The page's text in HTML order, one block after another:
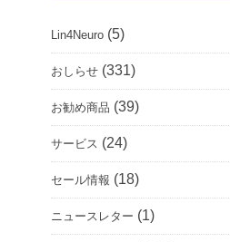
Lin4Neuro (5)
おしらせ (331)
お勧め商品 (39)
サービス (24)
セール情報 (18)
ニュースレター (1)